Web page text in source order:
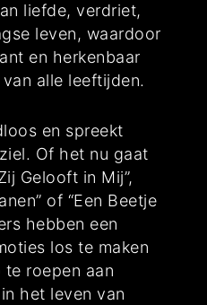
liefde, verdriet,
leven, waardoor
en herkenbaar
alle leeftijden.
en spreekt
Of het nu gaat
Gelooft in Mij”,
of “Een Beetje
hebben een
los te maken
te roepen aan
het leven van